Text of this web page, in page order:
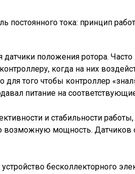
датчики положения ротора.
когда на них
для того чтобы контроллер
питание на
и стабильности работы,
возможную мощность. Датчиков
бесколлекторного